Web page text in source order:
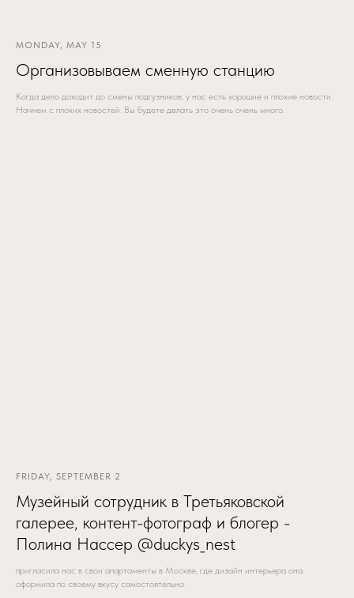
MONDAY, MAY 15
Организовываем сменную станцию
Когда дело доходит до смены подгузников, у нас есть хорошие и плохие новости.
Начнем с плохих новостей. Вы будете делать это очень очень много.
FRIDAY, SEPTEMBER 2
Музейный сотрудник в Третьяковской
галерее, контент-фотограф и блогер -
Полина Нассер @duckys_nest
пригласила нас в свои апартаменты в Москве, где дизайн интерьера она
оформила по своему вкусу самостоятельно.